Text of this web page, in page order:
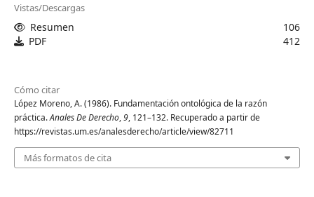
Vistas/Descargas
Resumen
106
PDF
412
Cómo citar
López Moreno, A. (1986). Fundamentación ontológica de la razón
práctica.Anales De Derecho,9, 121–132. Recuperado a partir de
https://revistas.um.es/analesderecho/article/view/82711
Más formatos de cita